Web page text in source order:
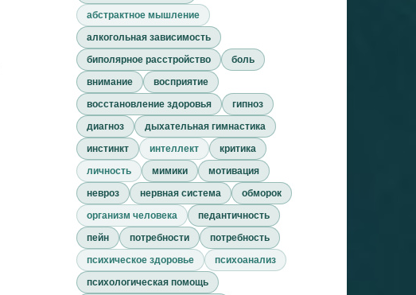
абстрактное мышление
алкогольная зависимость
биполярное расстройство
боль
внимание
восприятие
восстановление здоровья
гипноз
диагноз
дыхательная гимнастика
инстинкт
интеллект
критика
личность
мимики
мотивация
невроз
нервная система
обморок
организм человека
педантичность
пейн
потребности
потребность
психическое здоровье
психоанализ
психологическая помощь